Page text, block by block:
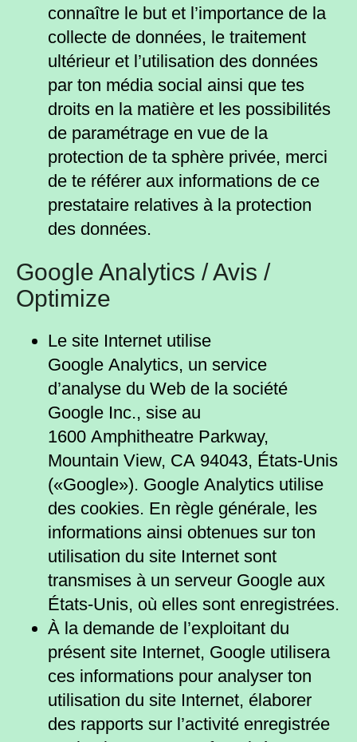
connaître le but et l’importance de la
collecte de données, le traitement
ultérieur et l’utilisation des données
par ton média social ainsi que tes
droits en la matière et les possibilités
de paramétrage en vue de la
protection de ta sphère privée, merci
de te référer aux informations de ce
prestataire relatives à la protection
des données.
Google Analytics / Avis /
Optimize
Le site Internet utilise
Google Analytics, un service
d’analyse du Web de la société
Google Inc., sise au
1600 Amphitheatre Parkway,
Mountain View, CA 94043, États-Unis
(«Google»). Google Analytics utilise
des cookies. En règle générale, les
informations ainsi obtenues sur ton
utilisation du site Internet sont
transmises à un serveur Google aux
États-Unis, où elles sont enregistrées.
À la demande de l’exploitant du
présent site Internet, Google utilisera
ces informations pour analyser ton
utilisation du site Internet, élaborer
des rapports sur l’activité enregistrée